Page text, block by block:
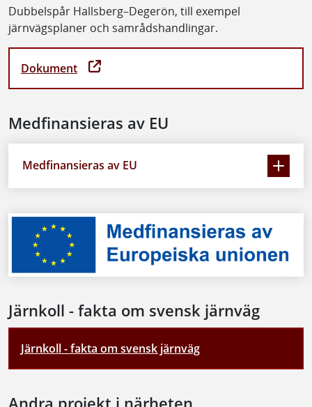
Dubbelspår Hallsberg–Degerön, till exempel
järnvägsplaner och samrådshandlingar.
Dokument
Medfinansieras av EU
Medfinansieras av EU
Järnkoll - fakta om svensk järnväg
Järnkoll - fakta om svensk järnväg